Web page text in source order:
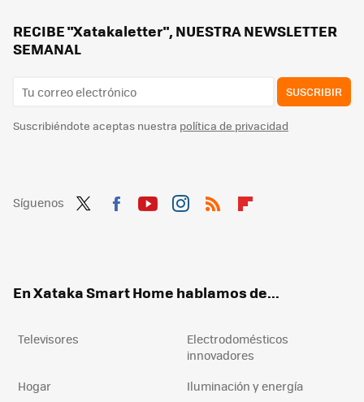
RECIBE "Xatakaletter", NUESTRA NEWSLETTER
SEMANAL
SUSCRIBIR
Suscribiéndote aceptas nuestra política de privacidad
Síguenos
En Xataka Smart Home hablamos de...
Televisores
Electrodomésticos
innovadores
Hogar
Iluminación y energía